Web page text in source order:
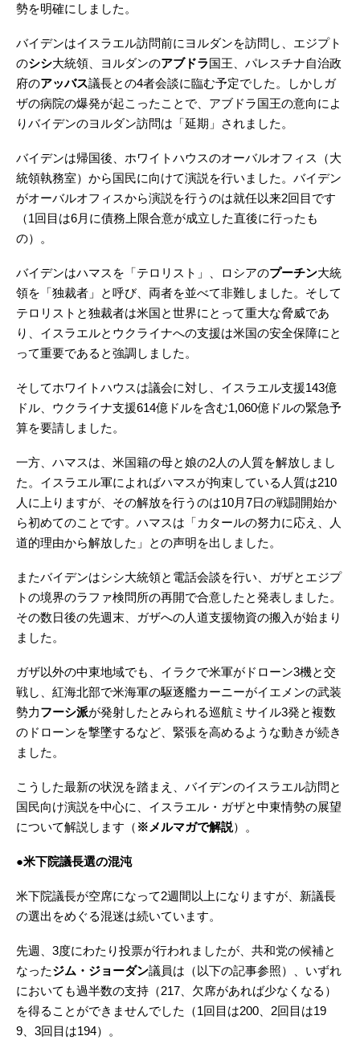
勢を明確にしました。
バイデンはイスラエル訪問前にヨルダンを訪問し、エジプト
のシシ大統領、ヨルダンのアブドラ国王、パレスチナ自治政
府のアッバス議長との4者会談に臨む予定でした。しかしガ
ザの病院の爆発が起こったことで、アブドラ国王の意向によ
りバイデンのヨルダン訪問は「延期」されました。
バイデンは帰国後、ホワイトハウスのオーバルオフィス（大
統領執務室）から国民に向けて演説を行いました。バイデン
がオーバルオフィスから演説を行うのは就任以来2回目です
（1回目は6月に債務上限合意が成立した直後に行ったも
の）。
バイデンはハマスを「テロリスト」、ロシアのプーチン大統
領を「独裁者」と呼び、両者を並べて非難しました。そして
テロリストと独裁者は米国と世界にとって重大な脅威であ
り、イスラエルとウクライナへの支援は米国の安全保障にと
って重要であると強調しました。
そしてホワイトハウスは議会に対し、イスラエル支援143億
ドル、ウクライナ支援614億ドルを含む1,060億ドルの緊急予
算を要請しました。
一方、ハマスは、米国籍の母と娘の2人の人質を解放しまし
た。イスラエル軍によればハマスが拘束している人質は210
人に上りますが、その解放を行うのは10月7日の戦闘開始か
ら初めてのことです。ハマスは「カタールの努力に応え、人
道的理由から解放した」との声明を出しました。
またバイデンはシシ大統領と電話会談を行い、ガザとエジプ
トの境界のラファ検問所の再開で合意したと発表しました。
その数日後の先週末、ガザへの人道支援物資の搬入が始まり
ました。
ガザ以外の中東地域でも、イラクで米軍がドローン3機と交
戦し、紅海北部で米海軍の駆逐艦カーニーがイエメンの武装
勢力フーシ派が発射したとみられる巡航ミサイル3発と複数
のドローンを撃墜するなど、緊張を高めるような動きが続き
ました。
こうした最新の状況を踏まえ、バイデンのイスラエル訪問と
国民向け演説を中心に、イスラエル・ガザと中東情勢の展望
について解説します（ ※メルマガで解説）。
●米下院議長選の混沌
米下院議長が空席になって2週間以上になりますが、新議長
の選出をめぐる混迷は続いています。
先週、3度にわたり投票が行われましたが、共和党の候補と
なったジム・ジョーダン議員は（以下の記事参照）、いずれ
においても過半数の支持（217、欠席があれば少なくなる）
を得ることができませんでした（1回目は200、2回目は19
9、3回目は194）。